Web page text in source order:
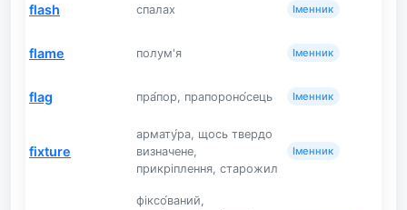
flash спалах Іменник
flame полум'я Іменник
flag пра́пор, прапороно́сець Іменник
fixture
армату́ра, щось твердо
визначене,
прикріплення, старожил
Іменник
фіксо́ваний,